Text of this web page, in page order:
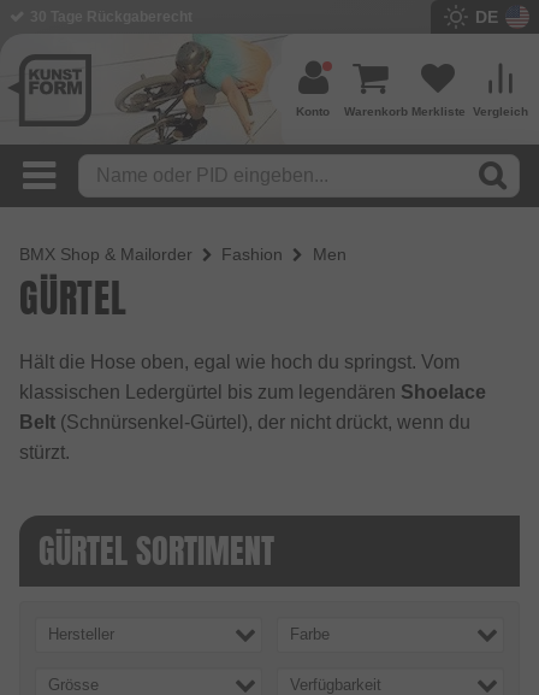
DE
Vergleich
Merkliste
Warenkorb
Konto
BMX Shop & Mailorder Fashion Men
GÜRTEL
Hält die Hose oben, egal wie hoch du springst. Vom
klassischen Ledergürtel bis zum legendären Shoelace
Belt (Schnürsenkel-Gürtel), der nicht drückt, wenn du
stürzt.
GÜRTEL SORTIMENT
Hersteller Farbe
Grösse Verfügbarkeit